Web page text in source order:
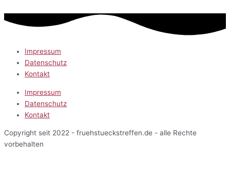
Impressum
Datenschutz
Kontakt
Impressum
Datenschutz
Kontakt
Copyright seit 2022 - fruehstueckstreffen.de - alle Rechte
vorbehalten